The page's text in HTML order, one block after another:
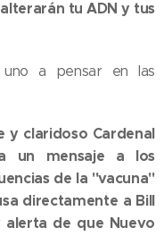
tu ADN y tus
a pensar en las
y claridoso Cardenal
un mensaje a los
de la "vacuna"
directamente a Bill
de que Nuevo